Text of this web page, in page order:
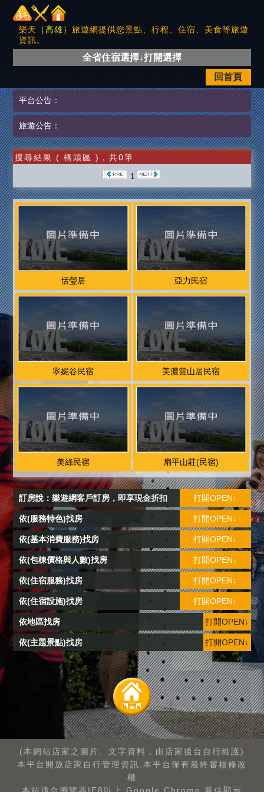
樂天｛高雄｝旅遊網提供您景點、行程、住宿、美食等旅遊
資訊。
全省住宿選擇↓打開選擇
回首頁
平台公告：
旅遊公告：
搜尋結果 ( 橋頭區 )，共0筆
1
恬瑩居 亞力民宿
寧妮谷民宿 美濃雲山居民宿
美綠民宿 扇平山莊(民宿)
訂房說：樂遊網客戶訂房，即享現金折扣 打開OPEN↓
依(服務特色)找房 打開OPEN↓
依(基本消費服務)找房 打開OPEN↓
依(包棟價格與人數)找房 打開OPEN↓
依(住宿服務)找房 打開OPEN↓
依(住宿設施)找房 打開OPEN↓
依地區找房 打開OPEN↓
依(主題景點)找房 打開OPEN↓
(本網站店家之圖片、文字資料，由店家後台自行維護)
本平台開放店家自行管理資訊,本平台保有最終審核修改
權